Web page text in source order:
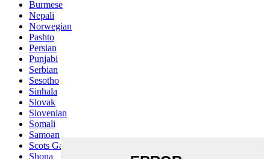
Burmese
Nepali
Norwegian
Pashto
Persian
Punjabi
Serbian
Sesotho
Sinhala
Slovak
Slovenian
Somali
Samoan
Scots Gaelic
Shona